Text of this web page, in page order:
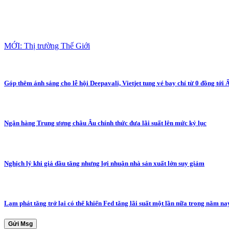
MỚI: Thị trường Thế Giới
Góp thêm ánh sáng cho lễ hội Deepavali, Vietjet tung vé bay chỉ từ 0 đồng tới
Ngân hàng Trung ương châu Âu chính thức đưa lãi suất lên mức kỷ lục
Nghịch lý khi giá dầu tăng nhưng lợi nhuận nhà sản xuất lớn suy giảm
Lạm phát tăng trở lại có thể khiến Fed tăng lãi suất một lần nữa trong năm
Gửi Msg